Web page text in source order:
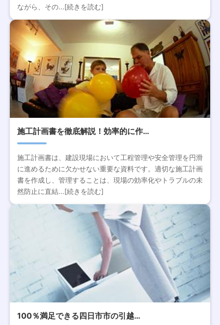
ながら、その...[続きを読む]
施工計画書を徹底解説！効率的に作…
施工計画書は、建設現場において工程管理や安全管理を円滑
に進めるために欠かせない重要な資料です。適切な施工計画
書を作成し、管理することは、現場の効率化やトラブルの未
然防止に直結...[続きを読む]
100％満足できる四日市市の引越…